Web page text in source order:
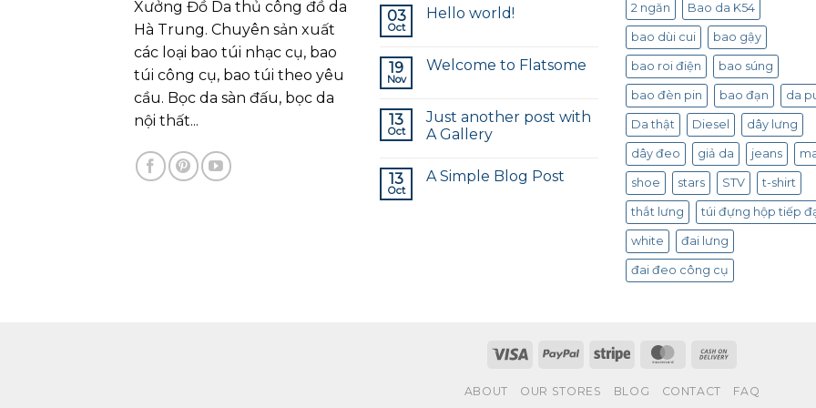
Xưởng Đồ Da thủ công đồ da
Hà Trung. Chuyên sản xuất
các loại bao túi nhạc cụ, bao
túi công cụ, bao túi theo yêu
cầu. Bọc da sàn đấu, bọc da
nội thất...
03
Oct
Hello world!
19
Nov
Welcome to Flatsome
13
Oct
Just another post with
A Gallery
13
Oct
A Simple Blog Post
2 ngăn Bao da K54
bao dùi cui bao gậy
bao roi điện bao súng
bao đèn pin bao đạn da
Da thật Diesel dây lưng
dây đeo giả da jeans
shoe stars STV t-shirt
thắt lưng túi đựng hộp tiếp
white đai lưng
đai đeo công cụ
ABOUT OUR STORES BLOG CONTACT FAQ